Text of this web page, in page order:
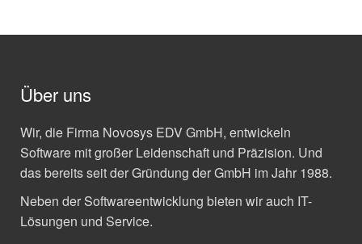
Über uns
Wir, die Firma Novosys EDV GmbH, entwickeln
Software mit großer Leidenschaft und Präzision. Und
das bereits seit der Gründung der GmbH im Jahr 1988.
Neben der Softwareentwicklung bieten wir auch IT-
Lösungen und Service.